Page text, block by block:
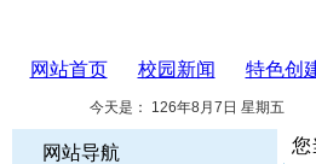
网站首页 校园新闻 特色创
今天是： 126年8月7日 星期五
网站导航 您